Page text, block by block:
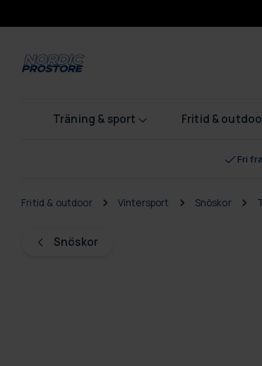
Träning & sport Fritid &
Fri
Snöskor
Fritid & outdoor Vintersport Snöskor